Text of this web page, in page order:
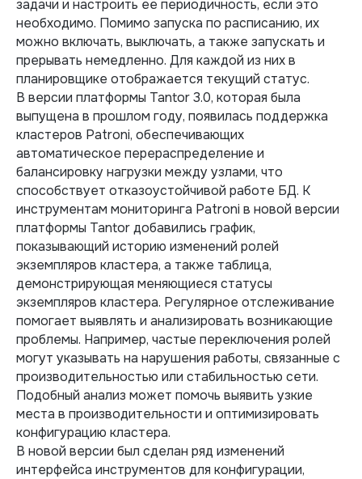
задачи и настроить ее периодичность, если это
необходимо. Помимо запуска по расписанию, их
можно включать, выключать, а также запускать и
прерывать немедленно. Для каждой из них в
планировщике отображается текущий статус.
В версии платформы Tantor 3.0, которая была
выпущена в прошлом году, появилась поддержка
кластеров Patroni, обеспечивающих
автоматическое перераспределение и
балансировку нагрузки между узлами, что
способствует отказоустойчивой работе БД. К
инструментам мониторинга Patroni в новой версии
платформы Tantor добавились график,
показывающий историю изменений ролей
экземпляров кластера, а также таблица,
демонстрирующая меняющиеся статусы
экземпляров кластера. Регулярное отслеживание
помогает выявлять и анализировать возникающие
проблемы. Например, частые переключения ролей
могут указывать на нарушения работы, связанные с
производительностью или стабильностью сети.
Подобный анализ может помочь выявить узкие
места в производительности и оптимизировать
конфигурацию кластера.
В новой версии был сделан ряд изменений
интерфейса инструментов для конфигурации,